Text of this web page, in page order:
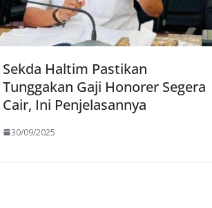
Sekda Haltim Pastikan
Tunggakan Gaji Honorer Segera
Cair, Ini Penjelasannya
30/09/2025